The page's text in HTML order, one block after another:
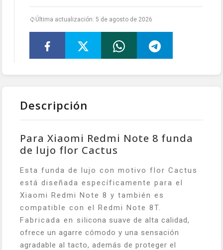
Última actualización: 5 de agosto de 2026
Descripción
Para Xiaomi Redmi Note 8 funda
de lujo flor Cactus
Esta funda de lujo con motivo flor Cactus
está diseñada específicamente para el
Xiaomi Redmi Note 8 y también es
compatible con el Redmi Note 8T.
Fabricada en silicona suave de alta calidad,
ofrece un agarre cómodo y una sensación
agradable al tacto, además de proteger el